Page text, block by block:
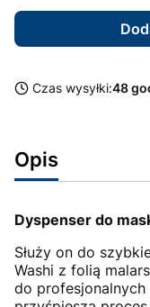
Czas wysyłki:48
Opis
Dyspenser do
Służy on do
Washi z folią
do